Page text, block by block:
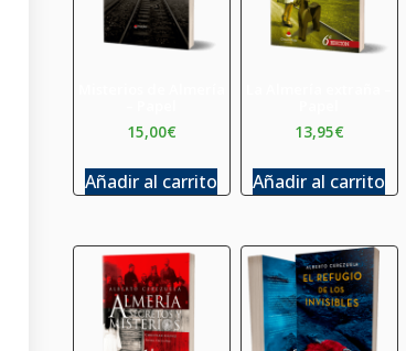
15,00€
Añadir al carrito
13,95€
Añadir al carrito